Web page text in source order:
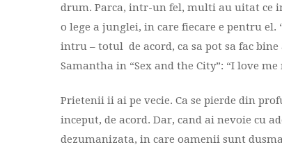
drum. Parca, intr-un fel, multi au uitat ce
o lege a junglei, in care fiecare e pentru
intru – totul de acord, ca sa pot sa fac
Samantha in “Sex and the City”: “I love me
Prietenii ii ai pe vecie. Ca se pierde din
inceput, de acord. Dar, cand ai nevoie cu
dezumanizata, in care oamenii sunt